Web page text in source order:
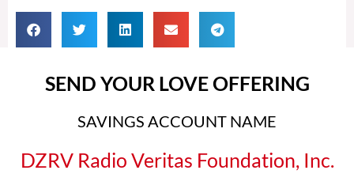
SEND YOUR LOVE OFFERING
SAVINGS ACCOUNT NAME
DZRV Radio Veritas Foundation, Inc.